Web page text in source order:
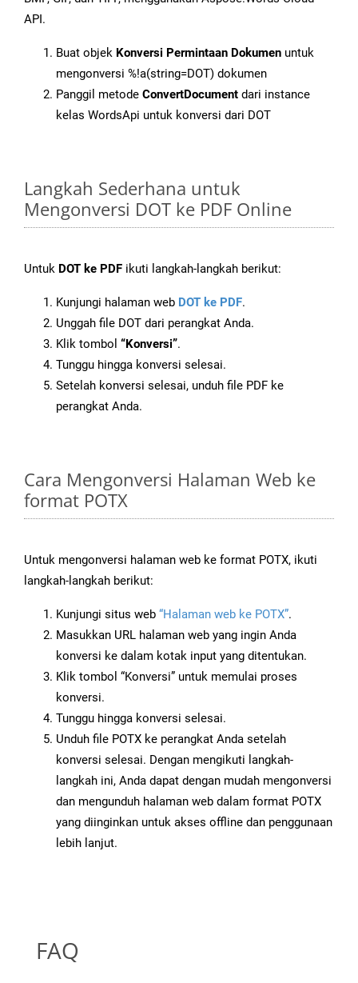
API.
Buat objek Konversi Permintaan Dokumen untuk
mengonversi %!a(string=DOT) dokumen
Panggil metode ConvertDocument dari instance
kelas WordsApi untuk konversi dari DOT
Langkah Sederhana untuk
Mengonversi DOT ke PDF Online
Untuk DOT ke PDF ikuti langkah-langkah berikut:
Kunjungi halaman web DOT ke PDF.
Unggah file DOT dari perangkat Anda.
Klik tombol “Konversi”.
Tunggu hingga konversi selesai.
Setelah konversi selesai, unduh file PDF ke
perangkat Anda.
Cara Mengonversi Halaman Web ke
format POTX
Untuk mengonversi halaman web ke format POTX, ikuti
langkah-langkah berikut:
Kunjungi situs web “Halaman web ke POTX”.
Masukkan URL halaman web yang ingin Anda
konversi ke dalam kotak input yang ditentukan.
Klik tombol “Konversi” untuk memulai proses
konversi.
Tunggu hingga konversi selesai.
Unduh file POTX ke perangkat Anda setelah
konversi selesai. Dengan mengikuti langkah-
langkah ini, Anda dapat dengan mudah mengonversi
dan mengunduh halaman web dalam format POTX
yang diinginkan untuk akses offline dan penggunaan
lebih lanjut.
FAQ